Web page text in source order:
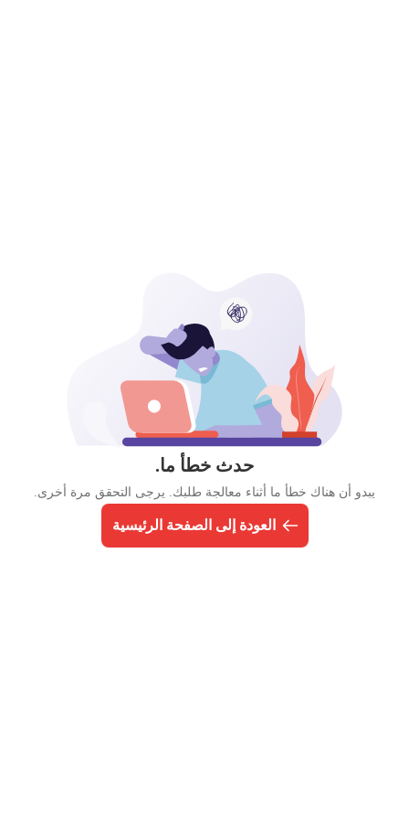
حدث خطأ ما.
يبدو أن هناك خطأ ما أثناء معالجة طلبك. يرجى التحقق مرة أخرى.
العودة إلى الصفحة الرئيسية